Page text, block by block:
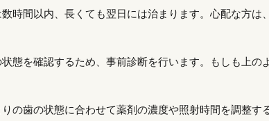
時間以内、長くても翌日には治まります。心配な方は
態を確認するため、事前診断を行います。もしも上の
の歯の状態に合わせて薬剤の濃度や照射時間を調整す